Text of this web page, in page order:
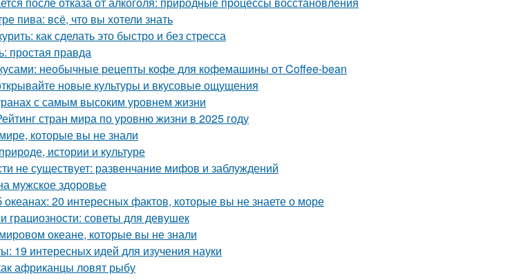
пива: всё, что вы хотели знать
как сделать это быстро и без стресса
простая правда
необычные рецепты кофе для кофемашины от Coffee-bean
новые культуры и вкусовые ощущения
с самым высоким уровнем жизни
стран мира по уровню жизни в 2025 году
которые вы не знали
истории и культуре
не существует: развенчание мифов и заблуждений
мужское здоровье
20 интересных фактов, которые вы не знаете о море
грациозности: советы для девушек
океане, которые вы не знали
19 интересных идей для изучения науки
африканцы ловят рыбу